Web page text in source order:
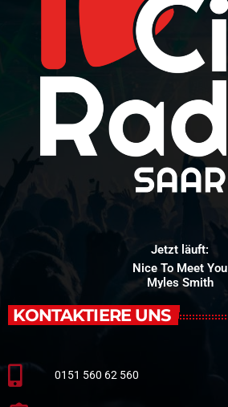
Jetzt läuft:
Nice To Meet You
Myles Smith
KONTAKTIERE UNS
0151 560 62 560